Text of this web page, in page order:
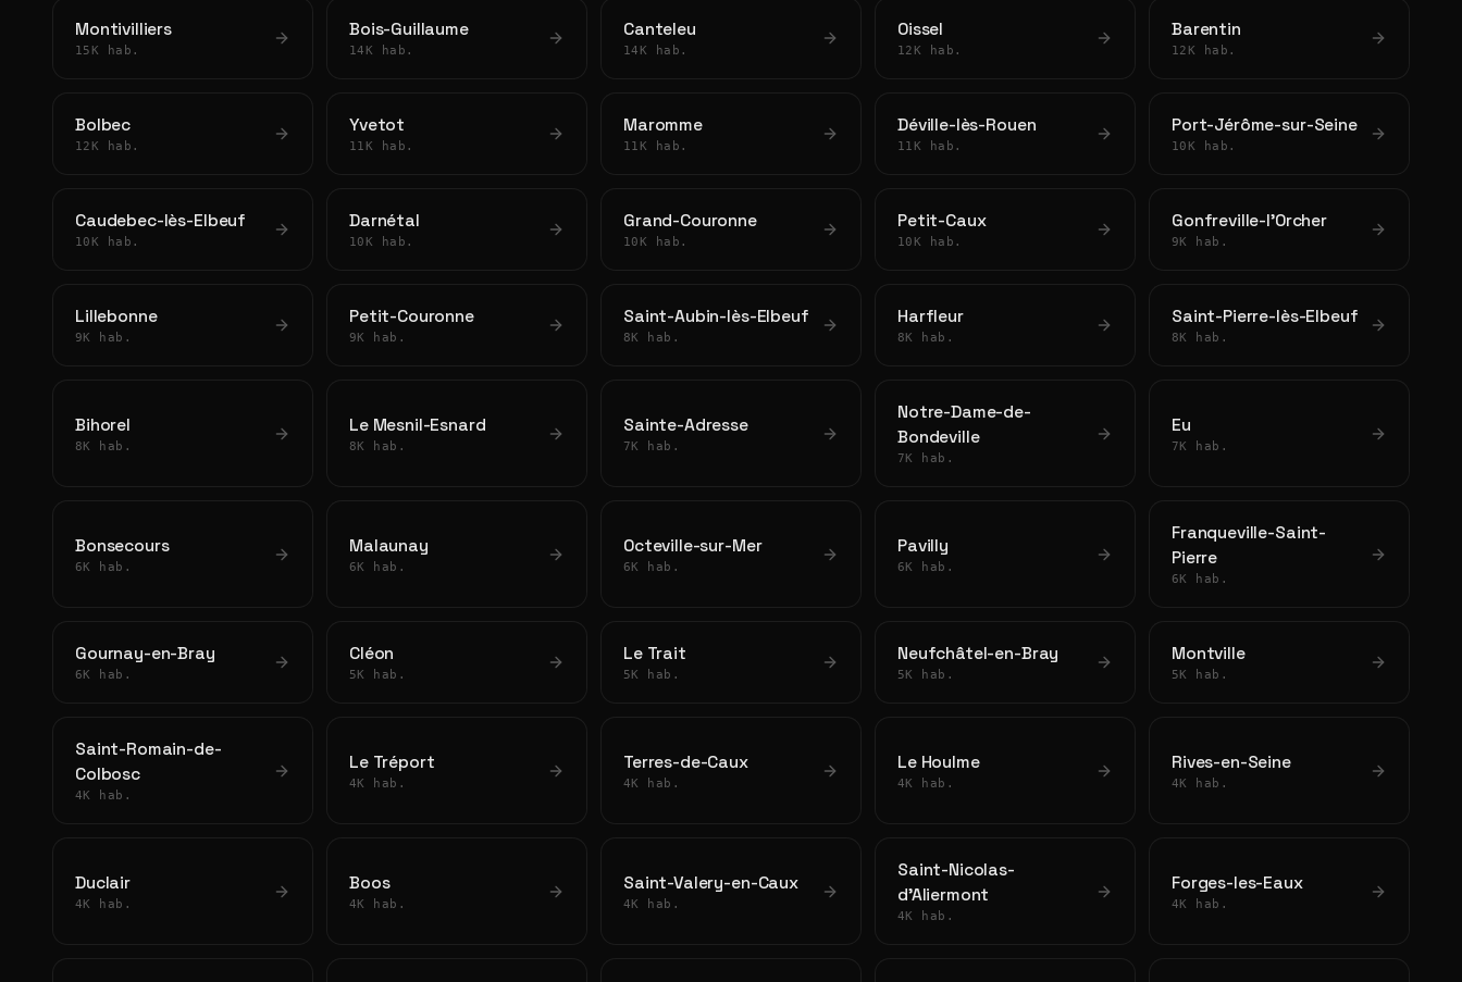
Montivilliers
15K hab.
Bois-Guillaume
14K hab.
Canteleu
14K hab.
Oissel
12K hab.
Barentin
12K hab.
Bolbec
12K hab.
Yvetot
11K hab.
Maromme
11K hab.
Déville-lès-Rouen
11K hab.
Port-Jérôme-sur-Seine
10K hab.
Caudebec-lès-Elbeuf
10K hab.
Darnétal
10K hab.
Grand-Couronne
10K hab.
Petit-Caux
10K hab.
Gonfreville-l'Orcher
9K hab.
Lillebonne
9K hab.
Petit-Couronne
9K hab.
Saint-Aubin-lès-Elbeuf
8K hab.
Harfleur
8K hab.
Saint-Pierre-lès-Elbeuf
8K hab.
Bihorel
8K hab.
Le Mesnil-Esnard
8K hab.
Sainte-Adresse
7K hab.
Notre-Dame-de-
Bondeville
7K hab.
Eu
7K hab.
Bonsecours
6K hab.
Malaunay
6K hab.
Octeville-sur-Mer
6K hab.
Pavilly
6K hab.
Franqueville-Saint-
Pierre
6K hab.
Gournay-en-Bray
6K hab.
Cléon
5K hab.
Le Trait
5K hab.
Neufchâtel-en-Bray
5K hab.
Montville
5K hab.
Saint-Romain-de-
Colbosc
4K hab.
Le Tréport
4K hab.
Terres-de-Caux
4K hab.
Le Houlme
4K hab.
Rives-en-Seine
4K hab.
Duclair
4K hab.
Boos
4K hab.
Saint-Valery-en-Caux
4K hab.
Saint-Nicolas-
d'Aliermont
4K hab.
Forges-les-Eaux
4K hab.